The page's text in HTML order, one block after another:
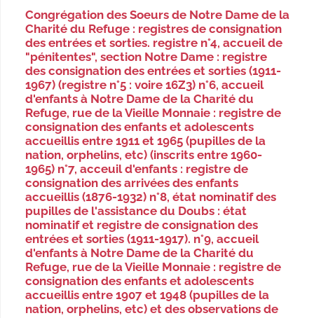
Congrégation des Soeurs de Notre Dame de la
Charité du Refuge : registres de consignation
des entrées et sorties. registre n°4, accueil de
"pénitentes", section Notre Dame : registre
des consignation des entrées et sorties (1911-
1967) (registre n°5 : voire 16Z3) n°6, accueil
d'enfants à Notre Dame de la Charité du
Refuge, rue de la Vieille Monnaie : registre de
consignation des enfants et adolescents
accueillis entre 1911 et 1965 (pupilles de la
nation, orphelins, etc) (inscrits entre 1960-
1965) n°7, acceuil d'enfants : registre de
consignation des arrivées des enfants
accueillis (1876-1932) n°8, état nominatif des
pupilles de l'assistance du Doubs : état
nominatif et registre de consignation des
entrées et sorties (1911-1917). n°9, accueil
d'enfants à Notre Dame de la Charité du
Refuge, rue de la Vieille Monnaie : registre de
consignation des enfants et adolescents
accueillis entre 1907 et 1948 (pupilles de la
nation, orphelins, etc) et des observations de